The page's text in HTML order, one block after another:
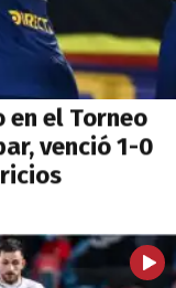
el Torneo
venció 1-0